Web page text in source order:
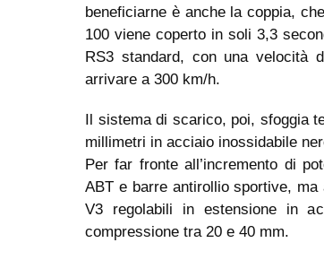
beneficiarne è anche la coppia,
100 viene coperto in soli 3,3
RS3 standard, con una velocità
arrivare a 300 km/h.
Il sistema di scarico, poi, sfoggia
millimetri in acciaio inossidabile
Per far fronte all’incremento di
ABT e barre antirollio sportive,
V3 regolabili in estensione in
compressione tra 20 e 40 mm.